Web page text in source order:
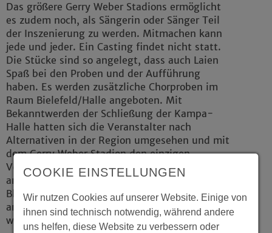
Das größere Gerry Weber Stadions ermöglicht
es zudem noch, als Sängerin oder Sänger Teil
der Inszenierung zu werden. Mitmachen kann
jede und jeder. Ein Casting findet nicht statt.
Die Stücke sind so angelegt, dass auch Laien
Spaß bei den Proben und der Aufführung
haben. Es werden zusätzliche Chorproben im
Raum Bielefeld/Halle angeboten. Mit
Bekanntwerden der Schließung der Kampa-
Halle hatten sich die Veranstalter nach
Alternativen in der Region umgesehen und mit
dem Gerry Weber Stadion den einzigen
Veranstaltungsort in der Region gefunden, der
am selben Aufführungswochenende eine neue
Bleibe bieten kann. Alle bereits 1.000
angemeldeten Sängerinnen und Sänger
wurden bereits über den Umzug informiert.
COOKIE EINSTELLUNGEN
Wir nutzen Cookies auf unserer Website. Einige von
ihnen sind technisch notwendig, während andere
uns helfen, diese Website zu verbessern oder